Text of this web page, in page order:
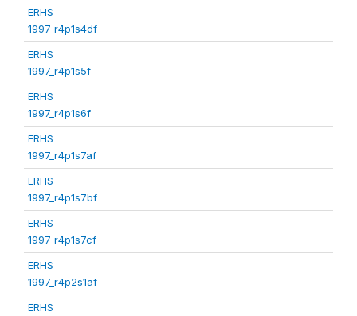
ERHS
1997_r4p1s4df
ERHS
1997_r4p1s5f
ERHS
1997_r4p1s6f
ERHS
1997_r4p1s7af
ERHS
1997_r4p1s7bf
ERHS
1997_r4p1s7cf
ERHS
1997_r4p2s1af
ERHS